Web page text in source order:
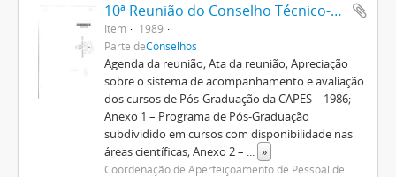
10ª Reunião do Conselho Técnico-Científico
Item
1989
Parte deConselhos
Agenda da reunião; Ata da reunião; Apreciação
sobre o sistema de acompanhamento e avaliação
dos cursos de Pós-Graduação da CAPES – 1986;
Anexo 1 – Programa de Pós-Graduação
subdividido em cursos com disponibilidade nas
áreas científicas; Anexo 2 – ... »
Coordenação de Aperfeiçoamento de Pessoal de